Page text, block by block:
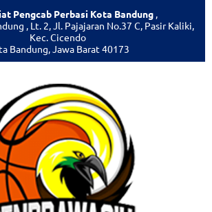
Pengcab Perbasi Kota Bandung ,
, Lt. 2, Jl. Pajajaran No.37 C, Pasir Kaliki,
Kec. Cicendo
Bandung, Jawa Barat 40173